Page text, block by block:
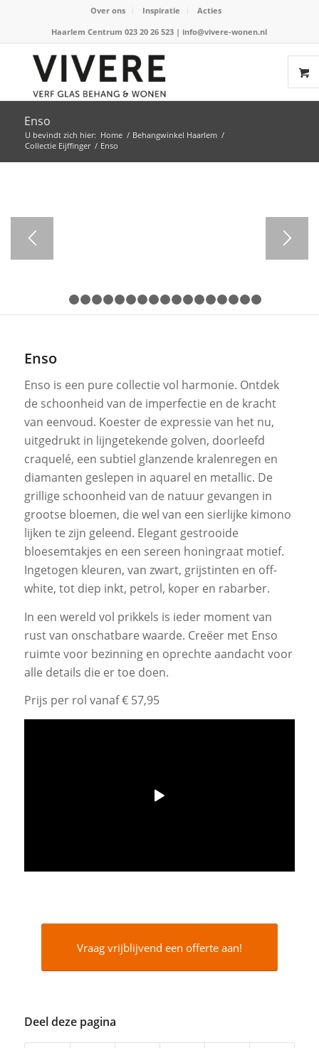
Over ons Inspiratie
Acties
Haarlem Centrum 023 20 26 523 | info@vivere-wonen.nl
Enso
U bevindt zich hier: Home / Behangwinkel Haarlem /
Collectie Eijffinger / Enso
1 2 3 4 5 6 7 8 9 101112
Enso
Enso is een pure collectie vol harmonie. Ontdek
de schoonheid van de imperfectie en de kracht
van eenvoud. Koester de expressie van het nu,
uitgedrukt in lijngetekende golven, doorleefd
craquelé, een subtiel glanzende kralenregen en
diamanten geslepen in aquarel en metallic. De
grillige schoonheid van de natuur gevangen in
grootse bloemen, die wel van een sierlijke kimono
lijken te zijn geleend. Elegant gestrooide
bloesemtakjes en een sereen honingraat motief.
Ingetogen kleuren, van zwart, grijstinten en off-
white, tot diep inkt, petrol, koper en rabarber.
In een wereld vol prikkels is ieder moment van
rust van onschatbare waarde. Creëer met Enso
ruimte voor bezinning en oprechte aandacht voor
alle details die er toe doen.
Prijs per rol vanaf € 57,95
Vraag vrijblijvend een offerte aan!
Deel deze pagina